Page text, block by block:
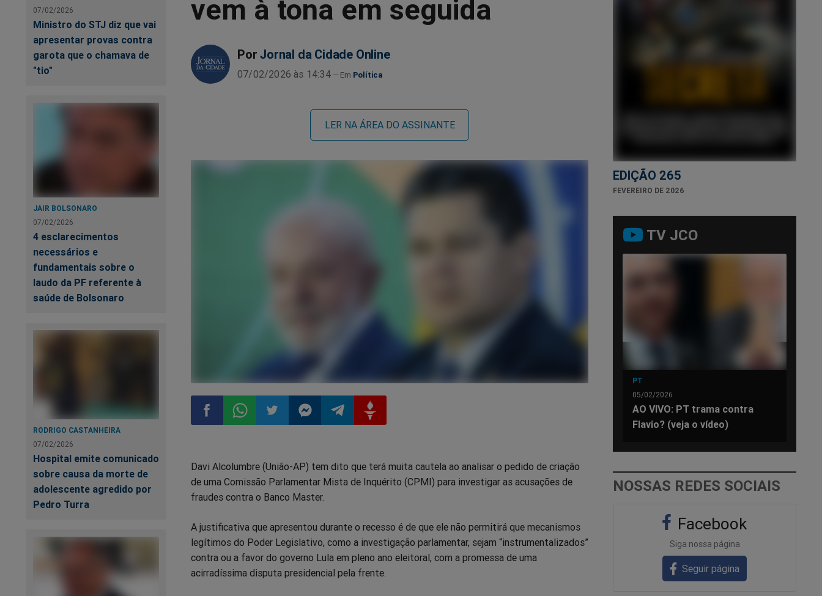
07/02/2026
Ministro do STJ diz que vai
apresentar provas contra
garota que o chamava de
"tio"
JAIR BOLSONARO
07/02/2026
4 esclarecimentos
necessários e
fundamentais sobre o
laudo da PF referente à
saúde de Bolsonaro
RODRIGO CASTANHEIRA
07/02/2026
Hospital emite comunicado
sobre causa da morte de
adolescente agredido por
Pedro Turra
vem à tona em seguida
Por Jornal da Cidade Online
07/02/2026 às 14:34 Política
LER NA ÁREA DO ASSINANTE
no
Facebook
no
Whatsapp
no
Twitter
no
Messenger
no
Telegram
no
Davi Alcolumbre (União-AP) tem dito que terá muita cautela ao analisar o pedido de criação
de uma Comissão Parlamentar Mista de Inquérito (CPMI) para investigar as acusações de
fraudes contra o Banco Master.
A justificativa que apresentou durante o recesso é de que ele não permitirá que mecanismos
legítimos do Poder Legislativo, como a investigação parlamentar, sejam “instrumentalizados”
contra ou a favor do governo Lula em pleno ano eleitoral, com a promessa de uma
acirradíssima disputa presidencial pela frente.
EDIÇÃO 265
FEVEREIRO DE 2026
TV JCO
PT
05/02/2026
AO VIVO: PT trama contra
Flavio? (veja o vídeo)
NOSSAS REDES SOCIAIS
Facebook
Siga nossa página
Seguir página